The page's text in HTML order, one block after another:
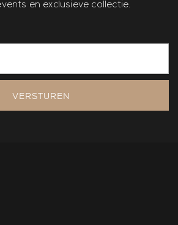
en exclusieve collectie.
VERSTUREN